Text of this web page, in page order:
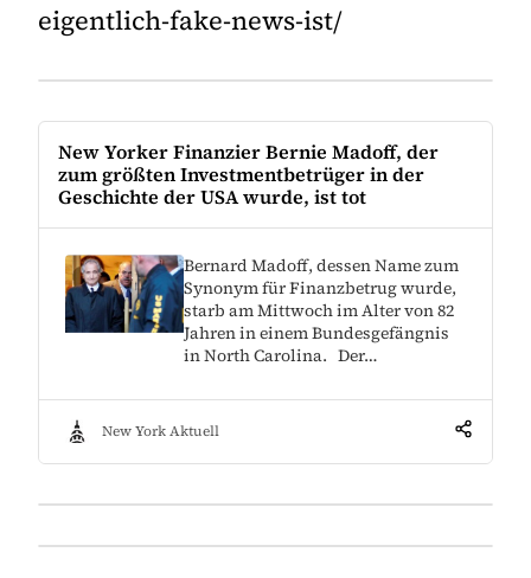
eigentlich-fake-news-ist/
New Yorker Finanzier Bernie Madoff, der
zum größten Investmentbetrüger in der
Geschichte der USA wurde, ist tot
Bernard Madoff, dessen Name zum
Synonym für Finanzbetrug wurde,
starb am Mittwoch im Alter von 82
Jahren in einem Bundesgefängnis
in North Carolina. Der…
New York Aktuell